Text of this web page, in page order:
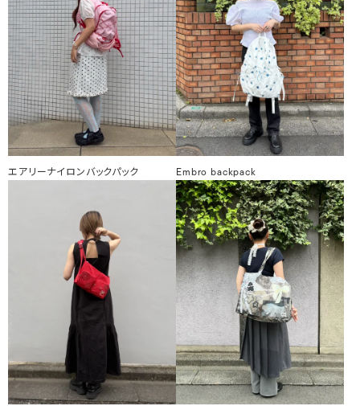
エアリーナイロンバックパック Embro backpack